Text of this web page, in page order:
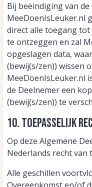
Bij beëindiging van
MeeDoenIsLeuker.nl
direct alle toegang
te ontzeggen en zal
opgeslagen data,
(bewij(s/zen)) wissen
MeeDoenIsLeuker.nl
de Deelnemer een
(bewij(s/zen)) te
10. Toepasselijk
Op deze Algemene
Nederlands recht van
Alle geschillen